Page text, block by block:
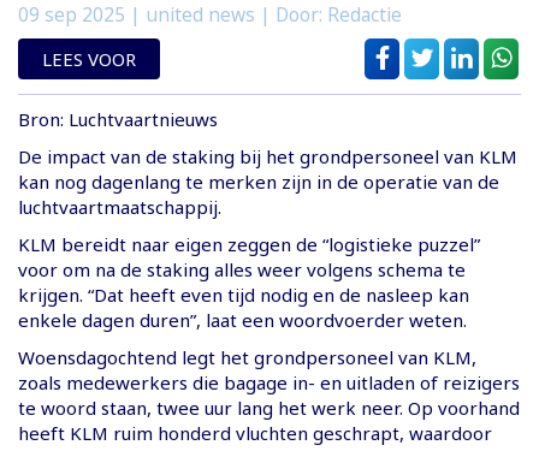
09 sep 2025 | united news | Door: Redactie
LEES VOOR
Bron: Luchtvaartnieuws
De impact van de staking bij het grondpersoneel van KLM
kan nog dagenlang te merken zijn in de operatie van de
luchtvaartmaatschappij.
KLM bereidt naar eigen zeggen de “logistieke puzzel”
voor om na de staking alles weer volgens schema te
krijgen. “Dat heeft even tijd nodig en de nasleep kan
enkele dagen duren”, laat een woordvoerder weten.
Woensdagochtend legt het grondpersoneel van KLM,
zoals medewerkers die bagage in- en uitladen of reizigers
te woord staan, twee uur lang het werk neer. Op voorhand
heeft KLM ruim honderd vluchten geschrapt, waardoor